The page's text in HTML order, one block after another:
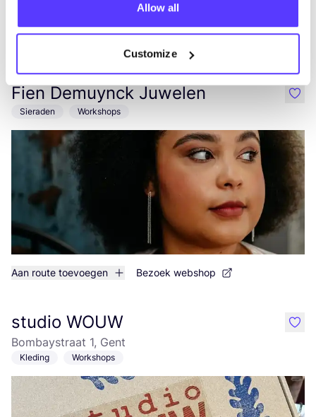
Allow all
Customize
Fien Demuynck Juwelen
Sieraden Workshops
Aan route toevoegen Bezoek webshop
like
studio WOUW
Bombaystraat 1, Gent
Kleding Workshops
like